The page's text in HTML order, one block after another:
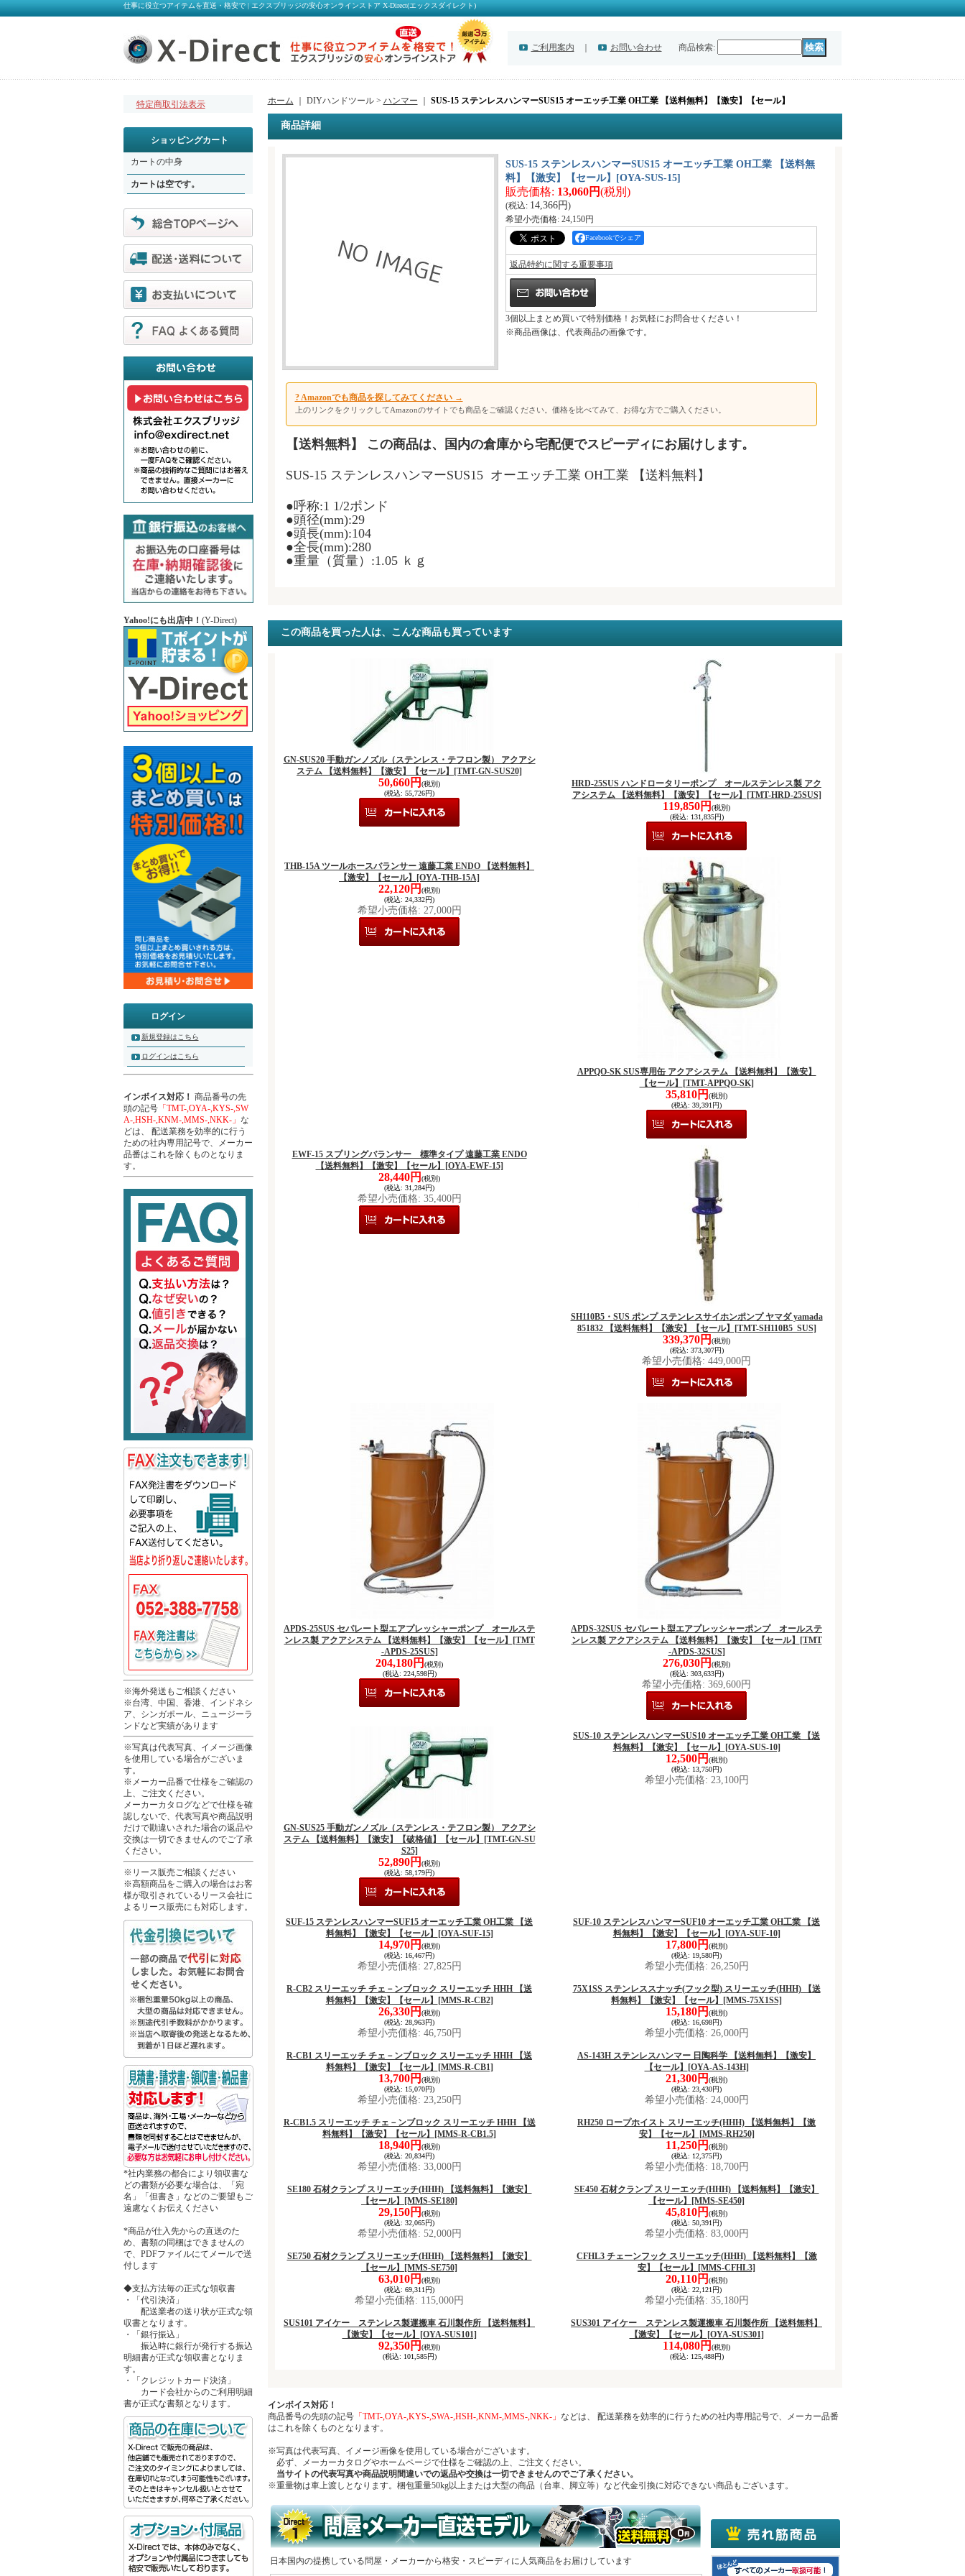
仕事に役立つアイテムを直送・格安で | エクスブリッジの安心オンラインストア X-Direct(エックスダイレクト)
ご利用案内 お問い合わせ 商品検索:
特定商取引法表示
ショッピングカート
カートの中身
カートは空です。
Yahoo!にも出店中！ (Y-Direct)
ログイン
新規登録はこちら
ログインはこちら
インボイス対応！ 商品番号の先
頭の記号「TMT-,OYA-,KYS-,SW
A-,HSH-,KNM-,MMS-,NKK-」 な
どは、 配送業務を効率的に行う
ための社内専用記号で、メーカー
品番はこれを除くものとなりま
す。
※海外発送もご相談ください
※台湾、中国、香港、インドネシ
ア、シンガポール、ニュージーラ
ンドなど実績があります
※写真は代表写真、イメージ画像
を使用している場合がございま
す。
※メーカー品番で仕様をご確認の
上、ご注文ください。
メーカーカタログなどで仕様を確
認しないで、代表写真や商品説明
だけで勘違いされた場合の返品や
交換は一切できませんのでご了承
ください。
※リース販売ご相談ください
※高額商品をご購入の場合はお客
様が取引されているリース会社に
よるリース販売にも対応します。
*社内業務の都合により領収書な
どの書類が必要な場合は、「宛
名」「但書き」などのご要望もご
遠慮なくお伝えください
*商品が仕入先からの直送のた
め、書類の同梱はできませんの
で、PDFファイルにてメールで送
付します
◆支払方法毎の正式な領収書
・「代引決済」
配送業者の送り状が正式な領
収書となります。
・「銀行振込」
振込時に銀行が発行する振込
明細書が正式な領収書となりま
す。
・「クレジットカード決済」
カード会社からのご利用明細
書が正式な書類となります。
ホーム ｜ DIYハンドツール > ハンマー SUS-15 ステンレスハンマーSUS15 オーエッチ工業 OH工業 【送料無料】【激安】【セール】
商品詳細
SUS-15 ステンレスハンマーSUS15 オーエッチ工業 OH工業 【送料無
料】【激安】【セール】
[OYA-SUS-15]
販売価格: 13,060円(税別)
(税込: 14,366円)
希望小売価格: 24,150円
Facebookでシェア
返品特約に関する重要事項
3個以上まとめ買いで特別価格！お気軽にお問合せください！
※商品画像は、代表商品の画像です。
? Amazonでも商品を探してみてください →
上のリンクをクリックしてAmazonのサイトでも商品をご確認ください。価格を比べてみて、お得な方でご購入ください。
【送料無料】 この商品は、国内の倉庫から宅配便でスピーディにお届けします。
SUS-15 ステンレスハンマーSUS15 オーエッチ工業 OH工業 【送料無料】
●呼称:1 1/2ポンド
●頭径(mm):29
●頭長(mm):104
●全長(mm):280
●重量（質量）:1.05 ｋｇ
この商品を買った人は、こんな商品も買っています
GN-SUS20 手動ガンノズル（ステンレス・テフロン製） アクアシ
ステム 【送料無料】【激安】【セール】
[TMT-GN-SUS20]
50,660円 (税別)
(税込: 55,726円)
HRD-25SUS ハンドロータリーポンプ オールステンレス製 アク
アシステム 【送料無料】【激安】【セール】
[TMT-HRD-25SUS]
119,850円 (税別)
(税込: 131,835円)
THB-15A ツールホースバランサー 遠藤工業 ENDO 【送料無料】
【激安】【セール】
[OYA-THB-15A]
22,120円 (税別)
(税込: 24,332円)
希望小売価格: 27,000円
APPQO-SK SUS専用缶 アクアシステム 【送料無料】【激安】
【セール】
[TMT-APPQO-SK]
35,810円 (税別)
(税込: 39,391円)
EWF-15 スプリングバランサー 標準タイプ 遠藤工業 ENDO
【送料無料】【激安】【セール】
[OYA-EWF-15]
28,440円 (税別)
(税込: 31,284円)
希望小売価格: 35,400円
SH110B5・SUS ポンプ ステンレスサイホンポンプ ヤマダ yamada
851832 【送料無料】【激安】【セール】
[TMT-SH110B5_SUS]
339,370円 (税別)
(税込: 373,307円)
希望小売価格: 449,000円
APDS-25SUS セパレート型エアプレッシャーポンプ オールステ
ンレス製 アクアシステム 【送料無料】【激安】【セール】
[TMT
-APDS-25SUS]
204,180円 (税別)
(税込: 224,598円)
APDS-32SUS セパレート型エアプレッシャーポンプ オールステ
ンレス製 アクアシステム 【送料無料】【激安】【セール】
[TMT
-APDS-32SUS]
276,030円 (税別)
(税込: 303,633円)
希望小売価格: 369,600円
GN-SUS25 手動ガンノズル（ステンレス・テフロン製） アクアシ
ステム 【送料無料】【激安】【破格値】【セール】
[TMT-GN-SU
S25]
52,890円 (税別)
(税込: 58,179円)
SUS-10 ステンレスハンマーSUS10 オーエッチ工業 OH工業 【送
料無料】【激安】【セール】
[OYA-SUS-10]
12,500円 (税別)
(税込: 13,750円)
希望小売価格: 23,100円
SUF-15 ステンレスハンマーSUF15 オーエッチ工業 OH工業 【送
料無料】【激安】【セール】
[OYA-SUF-15]
14,970円 (税別)
(税込: 16,467円)
希望小売価格: 27,825円
SUF-10 ステンレスハンマーSUF10 オーエッチ工業 OH工業 【送
料無料】【激安】【セール】
[OYA-SUF-10]
17,800円 (税別)
(税込: 19,580円)
希望小売価格: 26,250円
R-CB2 スリーエッチ チェ－ンブロック スリーエッチ HHH 【送
料無料】【激安】【セール】
[MMS-R-CB2]
26,330円 (税別)
(税込: 28,963円)
希望小売価格: 46,750円
75X1SS ステンレススナッチ(フック型) スリーエッチ(HHH) 【送
料無料】【激安】【セール】
[MMS-75X1SS]
15,180円 (税別)
(税込: 16,698円)
希望小売価格: 26,000円
R-CB1 スリーエッチ チェ－ンブロック スリーエッチ HHH 【送
料無料】【激安】【セール】
[MMS-R-CB1]
13,700円 (税別)
(税込: 15,070円)
希望小売価格: 23,250円
AS-143H ステンレスハンマー 日陶科学 【送料無料】【激安】
【セール】
[OYA-AS-143H]
21,300円 (税別)
(税込: 23,430円)
希望小売価格: 24,000円
R-CB1.5 スリーエッチ チェ－ンブロック スリーエッチ HHH 【送
料無料】【激安】【セール】
[MMS-R-CB1.5]
18,940円 (税別)
(税込: 20,834円)
希望小売価格: 33,000円
RH250 ロープホイスト スリーエッチ(HHH) 【送料無料】【激
安】【セール】
[MMS-RH250]
11,250円 (税別)
(税込: 12,375円)
希望小売価格: 18,700円
SE180 石材クランプ スリーエッチ(HHH) 【送料無料】【激安】
【セール】
[MMS-SE180]
29,150円 (税別)
(税込: 32,065円)
希望小売価格: 52,000円
SE450 石材クランプ スリーエッチ(HHH) 【送料無料】【激安】
【セール】
[MMS-SE450]
45,810円 (税別)
(税込: 50,391円)
希望小売価格: 83,000円
SE750 石材クランプ スリーエッチ(HHH) 【送料無料】【激安】
【セール】
[MMS-SE750]
63,010円 (税別)
(税込: 69,311円)
希望小売価格: 115,000円
CFHL3 チェーンフック スリーエッチ(HHH) 【送料無料】【激
安】【セール】
[MMS-CFHL3]
20,110円 (税別)
(税込: 22,121円)
希望小売価格: 35,180円
SUS101 アイケー ステンレス製運搬車 石川製作所 【送料無料】
【激安】【セール】
[OYA-SUS101]
92,350円 (税別)
(税込: 101,585円)
SUS301 アイケー ステンレス製運搬車 石川製作所 【送料無料】
【激安】【セール】
[OYA-SUS301]
114,080円 (税別)
(税込: 125,488円)
インボイス対応！
商品番号の先頭の記号「TMT-,OYA-,KYS-,SWA-,HSH-,KNM-,MMS-,NKK-」 などは、 配送業務を効率的に行うための社内専用記号で、メーカー品番
はこれを除くものとなります。
※写真は代表写真、イメージ画像を使用している場合がございます。
必ず、メーカーカタログやホームページで仕様をご確認の上、ご注文ください。
当サイトの代表写真や商品説明間違いでの返品や交換は一切できませんのでご了承ください。
※重量物は車上渡しとなります。梱包重量50kg以上または大型の商品（台車、脚立等）など代金引換に対応できない商品もございます。
日本国内の提携している問屋・メーカーから格安・スピーディに人気商品をお届けしています